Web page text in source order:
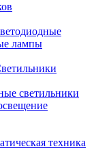
лампы
светильники
техника